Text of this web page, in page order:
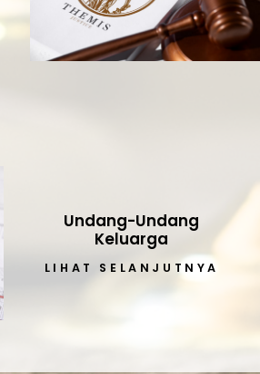
Undang-Undang
Keluarga
LIHAT SELANJUTNYA